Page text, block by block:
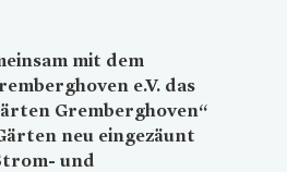
mit dem
e.V. das
Gremberghoven“
neu eingezäunt
und